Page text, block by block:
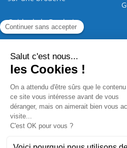
Guide de la Broderie
Paiement sécurisé